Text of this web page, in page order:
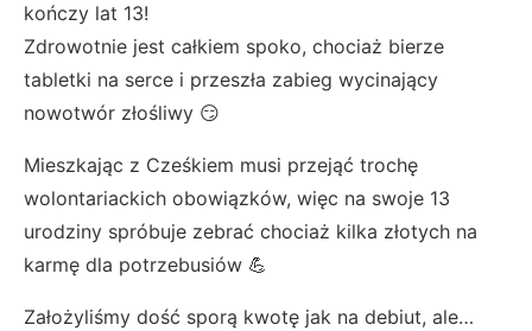
kończy lat 13!
Zdrowotnie jest całkiem spoko, chociaż bierze
tabletki na serce i przeszła zabieg wycinający
nowotwór złośliwy 😏
Mieszkając z Cześkiem musi przejąć trochę
wolontariackich obowiązków, więc na swoje 13
urodziny spróbuje zebrać chociaż kilka złotych na
karmę dla potrzebusiów 💪
Założyliśmy dość sporą kwotę jak na debiut, ale…